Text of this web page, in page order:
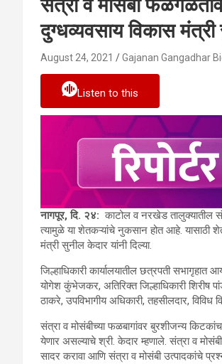
संत्रा व मोसंबी
दुग्धव्यवसाय विकास
August 24, 2021 Gajanan Gangadhar
Listen to this
नागपूर, दि. २४: काटोल व नरखेड तालुक्यातील
त्यामुळे या शेतकऱ्यांचे नुकसान होत आहे. यासाठी
मंत्री सुनील केदार यांनी दिल्या.
जिल्हाधिकारी कार्यालयातील छत्रपती सभागृहात
योगेश कुंभेजकर, अतिरिक्त जिल्हाधिकारी शिरीष
ठाकरे, उपविभागीय अधिकारी, तहसीलदार, विविध
संत्रा व मोसंबीच्या फळबागांवर बुरशीजन्य
येणार असल्याचे श्री. केदार म्हणाले. संत्रा व
सादर करावा आणि संत्रा व मोसंबी उत्पादकांचे